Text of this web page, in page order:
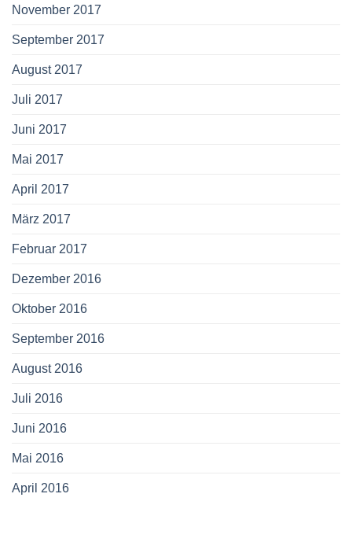
November 2017
September 2017
August 2017
Juli 2017
Juni 2017
Mai 2017
April 2017
März 2017
Februar 2017
Dezember 2016
Oktober 2016
September 2016
August 2016
Juli 2016
Juni 2016
Mai 2016
April 2016